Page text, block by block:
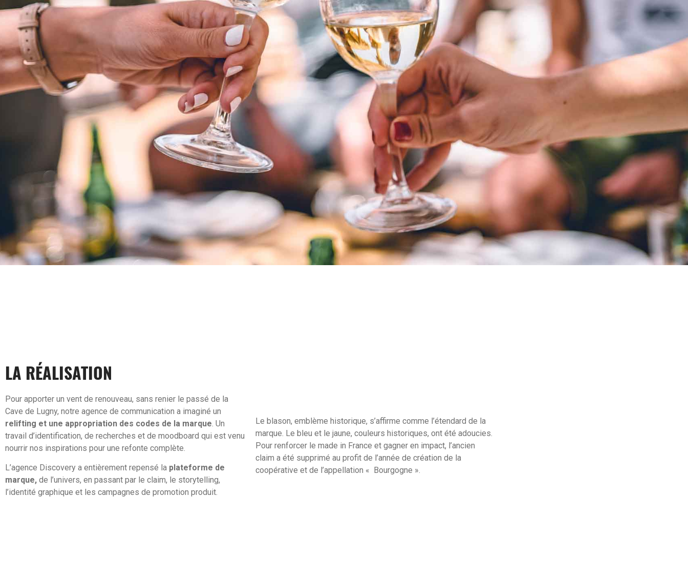
LA RÉALISATION
Pour apporter un vent de renouveau, sans renier le passé de la
Cave de Lugny, notre agence de communication a imaginé un
relifting et une appropriation des codes de la marque . Un
travail d’identification, de recherches et de moodboard qui est venu
nourrir nos inspirations pour une refonte complète.
L’agence Discovery a entièrement repensé la plateforme de
marque, de l’univers, en passant par le claim, le storytelling,
l’identité graphique et les campagnes de promotion produit.
Le blason, emblème historique, s’affirme comme l’étendard de la
marque. Le bleu et le jaune, couleurs historiques, ont été adoucies.
Pour renforcer le made in France et gagner en impact, l’ancien
claim a été supprimé au profit de l’année de création de la
coopérative et de l’appellation « Bourgogne ».